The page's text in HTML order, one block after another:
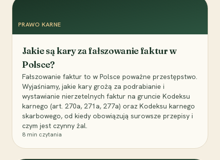
PRAWO KARNE
Jakie są kary za fałszowanie faktur w
Polsce?
Fałszowanie faktur to w Polsce poważne przestępstwo.
Wyjaśniamy, jakie kary grożą za podrabianie i
wystawianie nierzetelnych faktur na gruncie Kodeksu
karnego (art. 270a, 271a, 277a) oraz Kodeksu karnego
skarbowego, od kiedy obowiązują surowsze przepisy i
czym jest czynny żal.
8 min czytania